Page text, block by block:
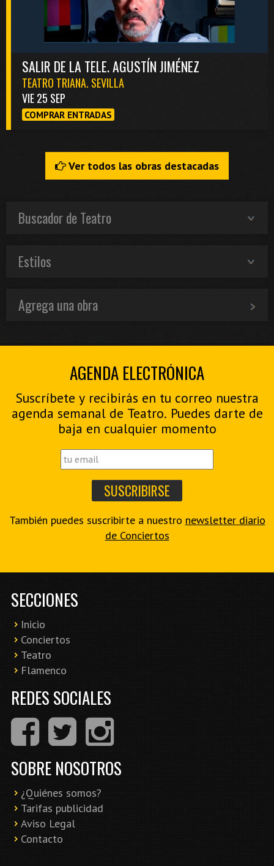
SALIR DE LA TELE. AGUSTÍN JIMÉNEZ
TEATRO TRIANA. SEVILLA
VIE 25 SEP
COMPRAR ENTRADAS
Ver todos las obras destacadas
Buscador de Teatro
Estilos
Agrega una obra
AGENDA ELECTRÓNICA
Suscríbete y recibirás en tu correo nuestra
agenda semanal de Teatro. Puedes darte de
baja en cualquier momento
También puedes suscribirte a nuestro newsletter diario
de Conciertos
SECCIONES
Inicio
Conciertos
Teatro
Flamenco
REDES SOCIALES
SOBRE NOSOTROS
¿Quiénes somos?
Tarifas publicidad
Aviso Legal
Contacto